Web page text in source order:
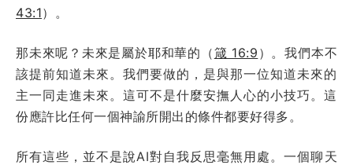
43:1）。
那未來呢？未來是屬於耶和華的（箴 16:9 ）。我們本不
該提前知道未來。我們要做的，是與那一位知道未來的
主一同走進未來。這可不是什麼安撫人心的小技巧。這
份應許比任何一個神諭所開出的條件都要好得多。
所有這些，並不是說AI對自我反思毫無用處。一個聊天